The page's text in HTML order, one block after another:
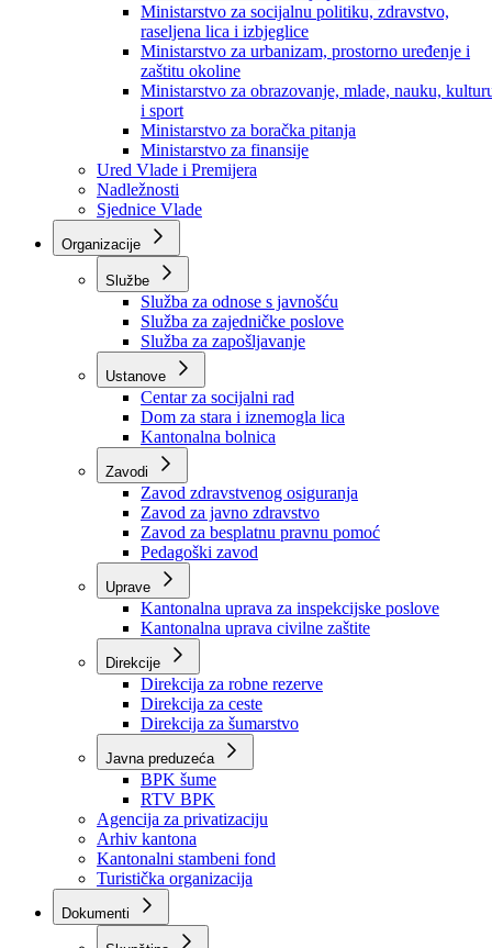
Ministarstvo za privredu
Ministarstvo za pravosuđe, upravu i radne odnose
Ministarstvo za unutrašnje poslove
Ministarstvo za socijalnu politiku, zdravstvo,
raseljena lica i izbjeglice
Ministarstvo za urbanizam, prostorno uređenje i
zaštitu okoline
Ministarstvo za obrazovanje, mlade, nauku,
i sport
Ministarstvo za boračka pitanja
Ministarstvo za finansije
Ured Vlade i Premijera
Nadležnosti
Sjednice Vlade
Organizacije
Službe
Služba za odnose s javnošću
Služba za zajedničke poslove
Služba za zapošljavanje
Ustanove
Centar za socijalni rad
Dom za stara i iznemogla lica
Kantonalna bolnica
Zavodi
Zavod zdravstvenog osiguranja
Zavod za javno zdravstvo
Zavod za besplatnu pravnu pomoć
Pedagoški zavod
Kantonalna uprava za inspekcijske poslove
Kantonalna uprava civilne zaštite
Direkcije
Direkcija za robne rezerve
Direkcija za ceste
Direkcija za šumarstvo
Javna preduzeća
BPK šume
RTV BPK
Agencija za privatizaciju
Arhiv kantona
Kantonalni stambeni fond
Turistička organizacija